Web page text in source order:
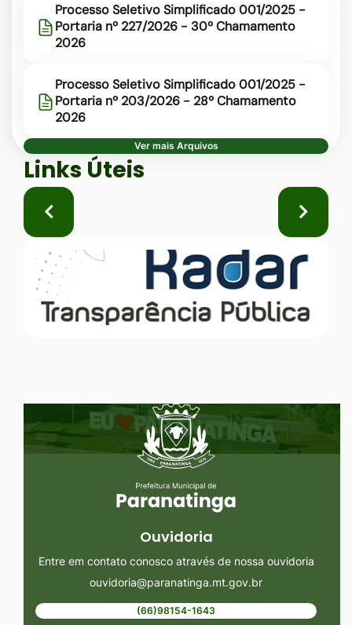
Processo Seletivo Simplificado 001/2025 -
Portaria nº 227/2026 - 30º Chamamento
2026
Processo Seletivo Simplificado 001/2025 -
Portaria nº 203/2026 - 28º Chamamento
2026
Ver mais Arquivos
Seção Links Úteis
Links Úteis
Seção do Rodapé e Ouvidoria/
Ouvidoria
Entre em contato conosco através de nossa ouvidoria
ouvidoria@paranatinga.mt.gov.br
(66)98154-1643